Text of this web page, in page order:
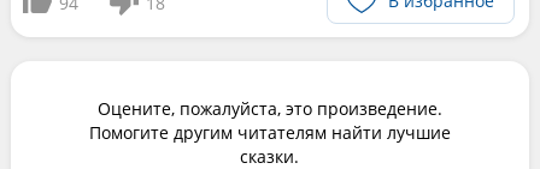
Оцените, пожалуйста, это произведение.
Помогите другим читателям найти лучшие
сказки.